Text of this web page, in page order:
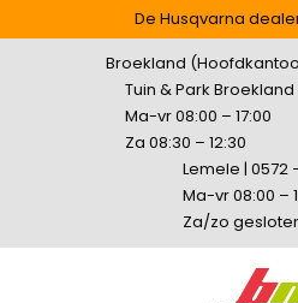
De Husqvarna
Broekland
Tuin & Park Broekland
Ma-vr 08:00 – 17:00
Za 08:30 – 12:30
Lemele | 0572
Ma-vr 08:00 –
Za/zo